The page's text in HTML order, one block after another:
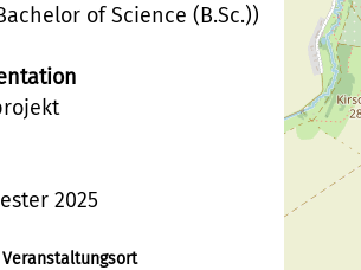
of Science (B.Sc.))
2025